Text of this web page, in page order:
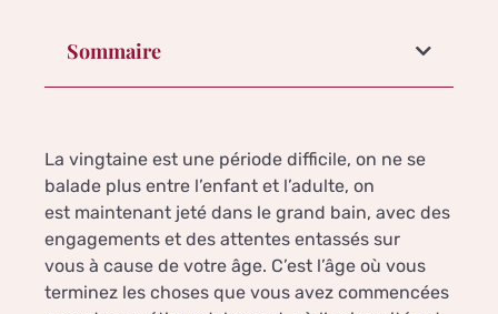
Sommaire
La vingtaine est une période difficile, on ne se
balade plus entre l’enfant et l’adulte, on
est maintenant jeté dans le grand bain, avec des
engagements et des attentes entassés sur
vous à cause de votre âge. C’est l’âge où vous
terminez les choses que vous avez commencées